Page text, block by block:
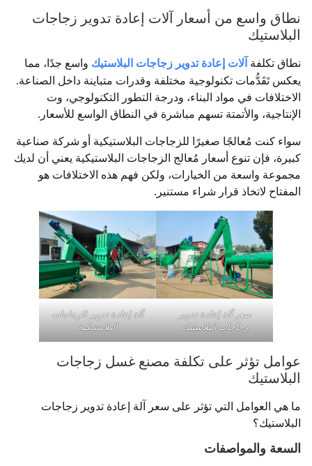
نطاق واسع من أسعار آلات إعادة تدوير زجاجات
البلاستيك
نطاق تكلفة آلات إعادة تدوير زجاجات البلاستيك واسع جدًا، مما
يعكس تَقَدُّمات تكنولوجية مختلفة وقدرات متباينة داخل الصناعة.
الاختلافات في مواد البناء، ودرجة التطور التكنولوجي، وت
الإنتاجية، والأتمتة تسهم مباشرة في النطاق الواسع للأسعار.
سواء كنت مُعالجًا صغيرًا للزجاجات البلاستيكية أو شركة صناعية
كبيرة، فإن تنوع أسعار مُعالج الزجاجات البلاستيكية يعني أن لديك
مجموعة واسعة من الخيارات، ولكن فهم هذه الاختلافات هو
المفتاح لاتخاذ قرار شراء مستنير.
سعر آلة إعادة تدوير
زجاجات البلاستيك
آلة إعادة تدوير الزجاجات
البلاستيكية
عوامل تؤثر على تكلفة مصنع غسل زجاجات
البلاستيك
ما هي العوامل التي تؤثر على سعر آلة إعادة تدوير زجاجات
البلاستيك؟
السعة والمواصفات